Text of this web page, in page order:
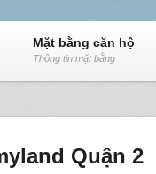
Mặt bằng căn hộ
Thông tin mặt bằng
Quận 2